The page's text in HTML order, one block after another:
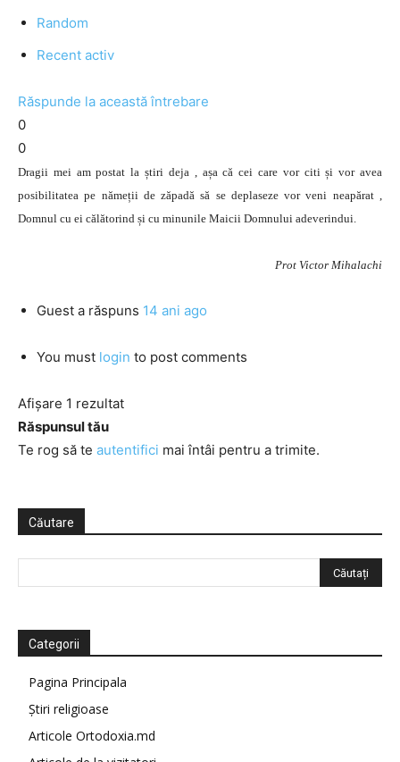
Random
Recent activ
Răspunde la această întrebare
0
0
Dragii mei am postat la știri deja , așa că cei care vor citi și vor avea
posibilitatea pe nămeții de zăpadă să se deplaseze vor veni neapărat ,
Domnul cu ei călătorind și cu minunile Maicii Domnului adeverindui.
Prot Victor Mihalachi
Guest a răspuns 14 ani ago
You must login to post comments
Afișare 1 rezultat
Răspunsul tău
Te rog să te autentifici mai întâi pentru a trimite.
Căutare
Categorii
Pagina Principala
Știri religioase
Articole Ortodoxia.md